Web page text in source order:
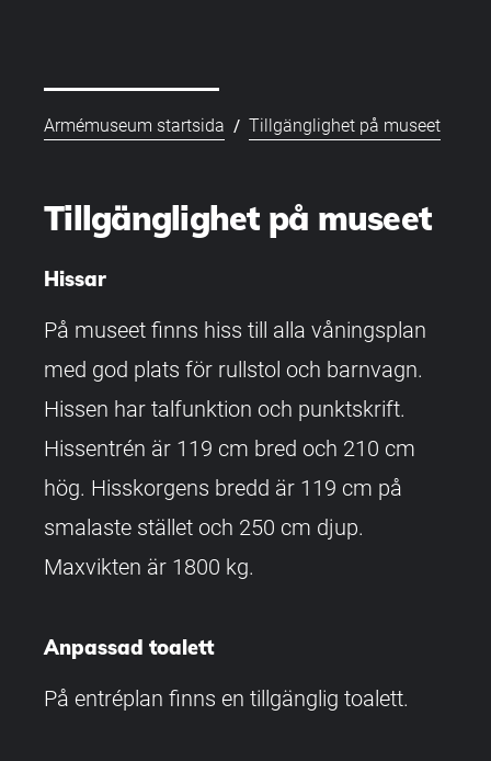
Armémuseum startsida / Tillgänglighet på museet
Tillgänglighet på museet
Hissar
På museet finns hiss till alla våningsplan
med god plats för rullstol och barnvagn.
Hissen har talfunktion och punktskrift.
Hissentrén är 119 cm bred och 210 cm
hög. Hisskorgens bredd är 119 cm på
smalaste stället och 250 cm djup.
Maxvikten är 1800 kg.
Anpassad toalett
På entréplan finns en tillgänglig toalett.